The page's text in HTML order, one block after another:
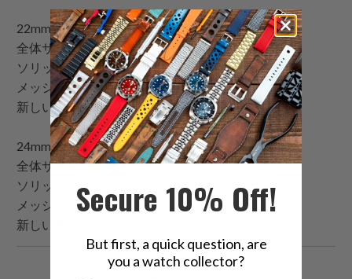
22mmバージョン: EXT-22P
全体サイズ: 20mm x 24mm x 7mm
ソリッドリンクサイズ: 7mm x 24mm x 7mm
メッシュリンクサイズ: 14mm x 22mm x 4mm
新しい重量: 10g
24mmバージョン: EXT-24P
全体サイズ: 20mm x 26mm x 7mm
ソリッドリンクサイズ: 7mm x 26mm x 7mm
メッシュリンクサイズ: 14mm x 24mm x 4mm
新しい重量: 11g
Secure 10% Off!
But first, a quick question, are
you a watch collector?